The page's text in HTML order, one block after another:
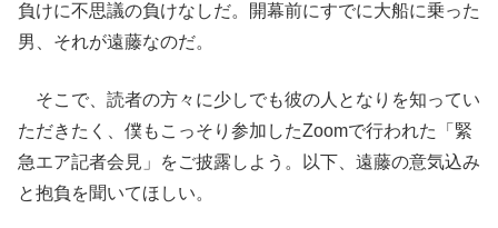
負けに不思議の負けなしだ。開幕前にすでに大船に乗った
男、それが遠藤なのだ。
そこで、読者の方々に少しでも彼の人となりを知ってい
ただきたく、僕もこっそり参加したZoomで行われた「緊
急エア記者会見」をご披露しよう。以下、遠藤の意気込み
と抱負を聞いてほしい。